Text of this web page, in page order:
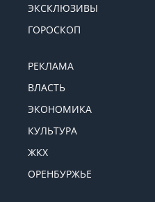
ЭКСКЛЮЗИВЫ
ГОРОСКОП
РЕКЛАМА
ВЛАСТЬ
ЭКОНОМИКА
КУЛЬТУРА
ЖКХ
ОРЕНБУРЖЬЕ